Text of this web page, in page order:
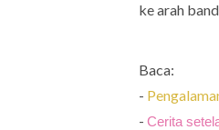
ke arah
Baca:
-
- Cerita